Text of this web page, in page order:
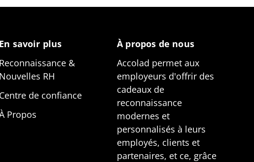
En savoir plus
Reconnaissance &
Nouvelles RH
Centre de confiance
Propos
À propos de nous
Accolad permet aux
employeurs d'offrir des
cadeaux de
reconnaissance
modernes et
personnalisés à leurs
employés, clients et
partenaires, et ce, grâce